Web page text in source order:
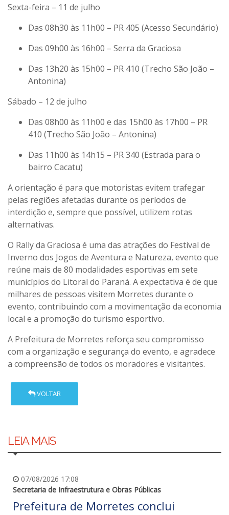
Sexta-feira – 11 de julho
Das 08h30 às 11h00 – PR 405 (Acesso Secundário)
Das 09h00 às 16h00 – Serra da Graciosa
Das 13h20 às 15h00 – PR 410 (Trecho São João –
Antonina)
Sábado – 12 de julho
Das 08h00 às 11h00 e das 15h00 às 17h00 – PR
410 (Trecho São João – Antonina)
Das 11h00 às 14h15 – PR 340 (Estrada para o
bairro Cacatu)
A orientação é para que motoristas evitem trafegar
pelas regiões afetadas durante os períodos de
interdição e, sempre que possível, utilizem rotas
alternativas.
O Rally da Graciosa é uma das atrações do Festival de
Inverno dos Jogos de Aventura e Natureza, evento que
reúne mais de 80 modalidades esportivas em sete
municípios do Litoral do Paraná. A expectativa é de que
milhares de pessoas visitem Morretes durante o
evento, contribuindo com a movimentação da economia
local e a promoção do turismo esportivo.
A Prefeitura de Morretes reforça seu compromisso
com a organização e segurança do evento, e agradece
a compreensão de todos os moradores e visitantes.
VOLTAR
LEIA MAIS
07/08/2026 17:08
Secretaria de Infraestrutura e Obras Públicas
Prefeitura de Morretes conclui